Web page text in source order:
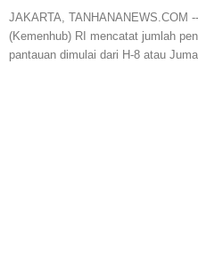
JAKARTA, TANHANANEWS.COM
(Kemenhub) RI mencatat jumlah
pantauan dimulai dari H-8 atau